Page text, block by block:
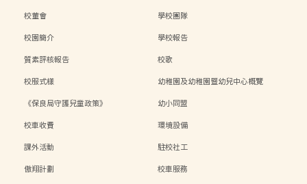
校董會
學校團隊
校園簡介
學校報告
質素評核報告
校歌
校服式樣
幼稚園及幼稚園暨幼兒中心概覽
《保良局守護兒童政策》
幼小同盟
校車收費
環境設備
課外活動
駐校社工
傲翔計劃
校車服務